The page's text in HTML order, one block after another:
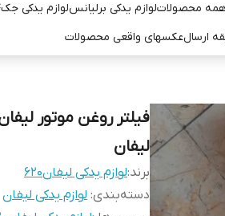
همه محصولاتلوازم یدکی برلیانسلوازم یدکی جکs5 v s3 v j3 v j5 v j4
ارسالعکسهای واقعی محصولات
لیفان
برند:لوازم یدکی لیفان۶۲۰
دسته‌بندی: لوازم یدکی لیفان